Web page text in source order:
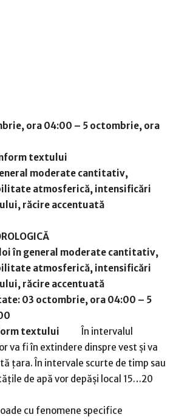
ora 04:00 – 5 octombrie, ora
textului
moderate cantitativ,
atmosferică, intensificări
răcire accentuată
în general moderate cantitativ,
atmosferică, intensificări
răcire accentuată
03 octombrie, ora 04:00 – 5
textului
În intervalul
va fi în extindere dinspre vest și va
țara. În intervale scurte de timp sau
de apă vor depăși local 15…20
cu fenomene specifice